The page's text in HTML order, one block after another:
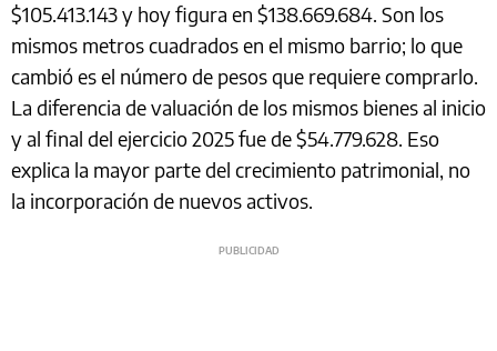
$105.413.143 y hoy figura en $138.669.684. Son los
mismos metros cuadrados en el mismo barrio; lo que
cambió es el número de pesos que requiere comprarlo.
La diferencia de valuación de los mismos bienes al inicio
y al final del ejercicio 2025 fue de $54.779.628. Eso
explica la mayor parte del crecimiento patrimonial, no
la incorporación de nuevos activos.